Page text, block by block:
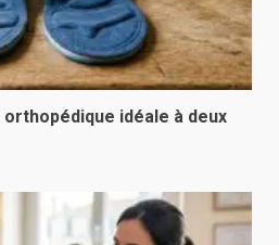
idéale à deux